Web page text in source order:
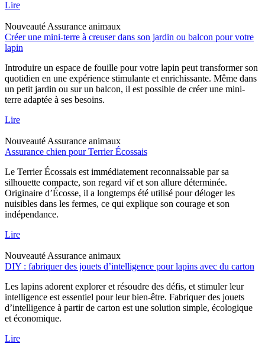
Lire
Nouveauté Assurance animaux
Créer une mini-terre à creuser dans son jardin ou balcon pour votre
lapin
Introduire un espace de fouille pour votre lapin peut transformer son
quotidien en une expérience stimulante et enrichissante. Même dans
un petit jardin ou sur un balcon, il est possible de créer une mini-
terre adaptée à ses besoins.
Lire
Nouveauté Assurance animaux
Assurance chien pour Terrier Écossais
Le Terrier Écossais est immédiatement reconnaissable par sa
silhouette compacte, son regard vif et son allure déterminée.
Originaire d’Écosse, il a longtemps été utilisé pour déloger les
nuisibles dans les fermes, ce qui explique son courage et son
indépendance.
Lire
Nouveauté Assurance animaux
DIY : fabriquer des jouets d’intelligence pour lapins avec du carton
Les lapins adorent explorer et résoudre des défis, et stimuler leur
intelligence est essentiel pour leur bien-être. Fabriquer des jouets
d’intelligence à partir de carton est une solution simple, écologique
et économique.
Lire